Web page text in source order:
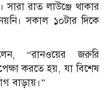
সারা রাত লাউঞ্জে থাকার
সকাল ১০টার দিকে
“রানওয়ের জরুরি
করতে হয়, যা বিশেষ
বাড়ায়।”